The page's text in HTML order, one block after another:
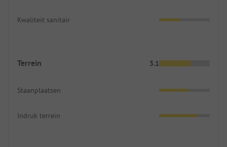
Kwaliteit sanitair
Terrein 3.1
Staanplaatsen
Indruk terrein